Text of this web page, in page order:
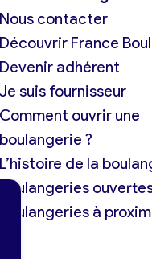
contacter
Découvrir France
Devenir adhérent
Je suis fournisseur
Comment ouvrir une
boulangerie ?
L’histoire de la
Boulangeries
Boulangeries à